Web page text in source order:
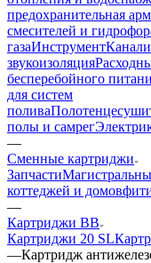
предохранительная
смесителей и
газаИнструмент
звукоизоляция
бесперебойного
для систем
полива
полы и самрег
—
Сменные картриджи
Запчасти
коттеджей и домов
—
Картриджи BB
Картриджи 20 SL
—Картридж